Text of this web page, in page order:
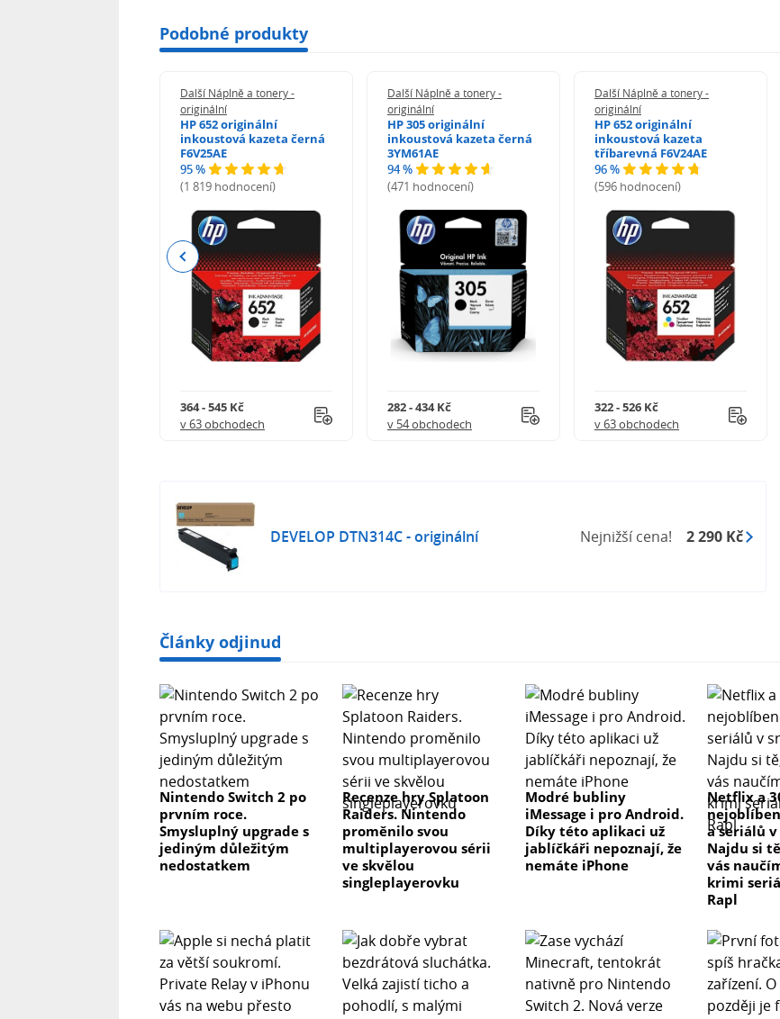
Podobné produkty
Další Náplně a tonery -
originální
HP 652 originální
inkoustová kazeta černá
F6V25AE
95 %
(1 819 hodnocení)
364 - 545 Kč
v 63 obchodech
Další Náplně a tonery -
originální
HP 305 originální
inkoustová kazeta černá
3YM61AE
94 %
(471 hodnocení)
282 - 434 Kč
v 54 obchodech
Další Náplně a tonery -
originální
HP 652 originální
inkoustová kazeta
tříbarevná F6V24AE
96 %
(596 hodnocení)
322 - 526 Kč
v 63 obchodech
Previous
DEVELOP DTN314C - originální Nejnižší cena! 2 290 Kč
Články odjinud
Nintendo Switch 2 po
prvním roce.
Smysluplný upgrade s
jediným důležitým
nedostatkem
Recenze hry Splatoon
Raiders. Nintendo
proměnilo svou
multiplayerovou sérii
ve skvělou
singleplayerovku
Modré bubliny
iMessage i pro Android.
Díky této aplikaci už
jablíčkáři nepoznají, že
nemáte iPhone
Netflix a
a seriálů
Najdu si
vás
krimi
Rapl